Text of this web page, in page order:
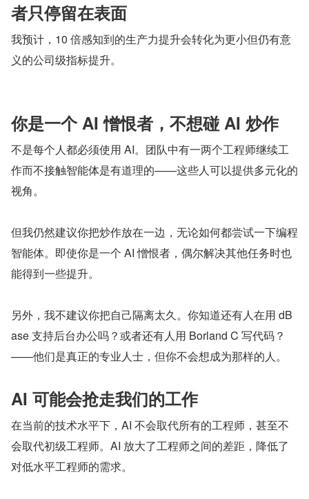
者只停留在表面
我预计，10 倍感知到的生产力提升会转化为更小但仍有意
义的公司级指标提升。
你是一个 AI 憎恨者，不想碰 AI 炒作
不是每个人都必须使用 AI。团队中有一两个工程师继续工
作而不接触智能体是有道理的——这些人可以提供多元化的
视角。
但我仍然建议你把炒作放在一边，无论如何都尝试一下编程
智能体。即使你是一个 AI 憎恨者，偶尔解决其他任务时也
能得到一些提升。
另外，我不建议你把自己隔离太久。你知道还有人在用 dB
ase 支持后台办公吗？或者还有人用 Borland C 写代码？
——他们是真正的专业人士，但你不会想成为那样的人。
AI 可能会抢走我们的工作
在当前的技术水平下，AI 不会取代所有的工程师，甚至不
会取代初级工程师。AI 放大了工程师之间的差距，降低了
对低水平工程师的需求。